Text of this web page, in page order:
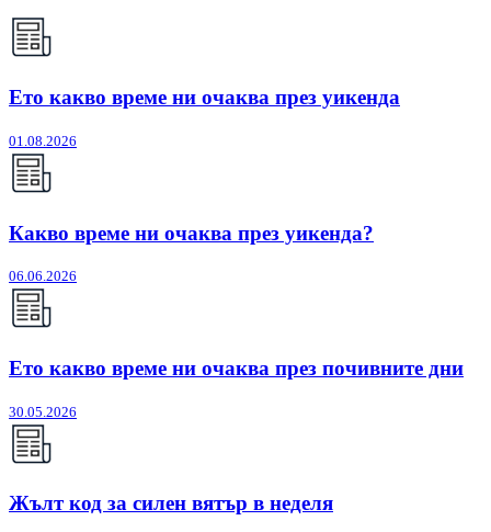
Ето какво време ни очаква през уикенда
01.08.2026
Какво време ни очаква през уикенда?
06.06.2026
Ето какво време ни очаква през почивните дни
30.05.2026
Жълт код за силен вятър в неделя